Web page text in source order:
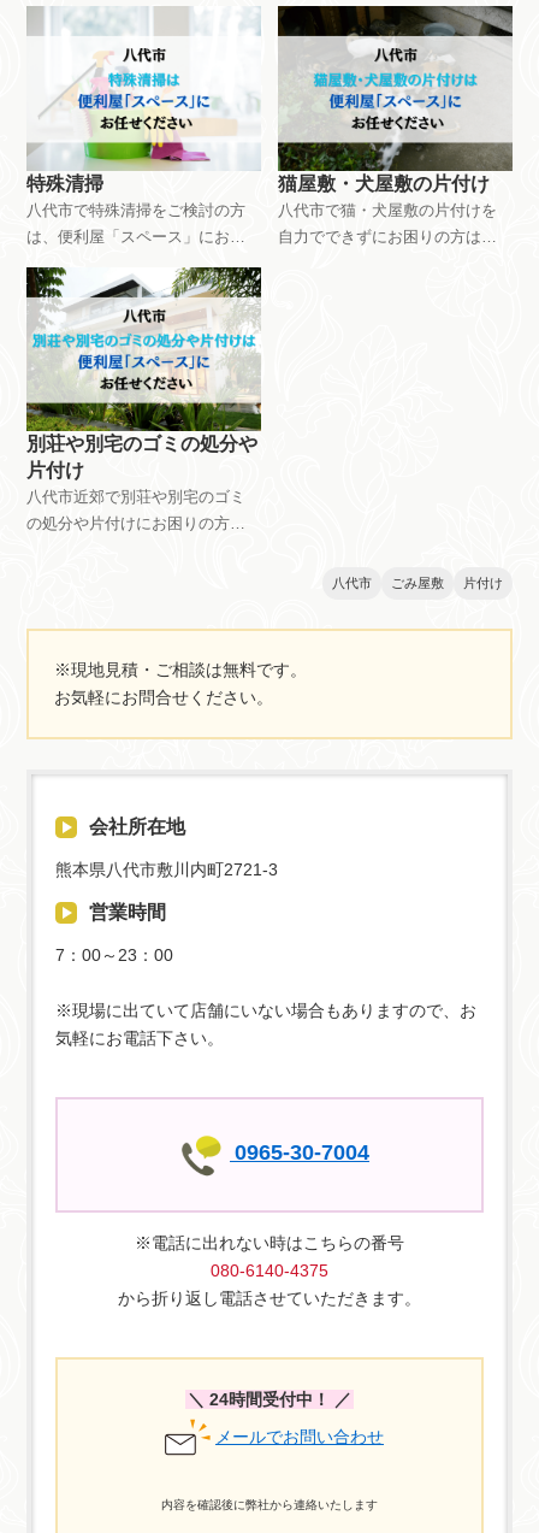
におまかせください。作業費用
は9,900円から対応しています。
お見積もりは無料ですのでお気
軽にご相談ください。
あたり9,000円から承っていま
す。お見積もりは無料ですの
で、お気軽にご相談ください。
特殊清掃
八代市で特殊清掃をご検討の方
は、便利屋「スペース」におま
88,000円から対応可能です。お
見積もりは無料ですので、お気
軽にご相談ください。
猫屋敷・犬屋敷の片付け
八代市で猫・犬屋敷の片付けを
自力でできずにお困りの方は、
別荘や別宅のゴミの処分や
片付け
八代市近郊で別荘や別宅のゴミ
の処分や片付けにお困りの方
ら対応しています。お見積もり
談ください。
八代市 ごみ屋敷 片付け
※現地見積・ご相談は無料です。
お気軽にお問合せください。
会社所在地
熊本県八代市敷川内町2721-3
営業時間
7：00～23：00
※現場に出ていて店舗にいない場合もありますので、お
気軽にお電話下さい。
0965-30-7004
※電話に出れない時はこちらの番号
080-6140-4375
から折り返し電話させていただきます。
＼ 24時間受付中！ ／
メールでお問い合わせ
内容を確認後に弊社から連絡いたします